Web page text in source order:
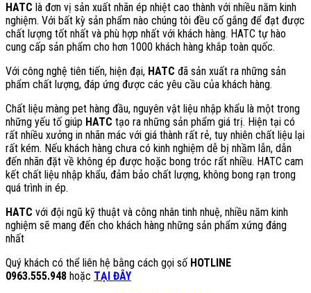
HATC là đơn vị sản xuất nhãn ép nhiệt cao thành với nhiều năm kinh
nghiệm. Với bất kỳ sản phẩm nào chúng tôi đều cố gắng để đạt được
chất lượng tốt nhất và phù hợp nhất với khách hàng. HATC tự hào
cung cấp sản phẩm cho hơn 1000 khách hàng khắp toàn quốc.
Với công nghệ tiên tiến, hiện đại, HATC đã sản xuất ra những sản
phẩm chất lượng, đáp ứng được các yêu cầu của khách hàng.
Chất liệu màng pet hàng đầu, nguyên vật liệu nhập khẩu là một trong
những yếu tố giúp HATC tạo ra những sản phẩm giá trị. Hiện tại có
rất nhiều xưởng in nhãn mác với giá thành rất rẻ, tuy nhiên chất liệu lại
rất kém. Nếu khách hàng chưa có kinh nghiệm dễ bị nhầm lẫn, dẫn
đến nhãn đặt về không ép được hoặc bong tróc rất nhiều. HATC cam
kết chất liệu nhập khẩu, đảm bảo chất lượng, không bong rạn trong
quá trình in ép.
HATC với đội ngũ kỹ thuật và công nhân tinh nhuệ, nhiều năm kinh
nghiệm sẽ mang đến cho khách hàng những sản phẩm xứng đáng
nhất
Quý khách có thể liên hệ bằng cách gọi số HOTLINE
0963.555.948 hoặc TẠI ĐÂY